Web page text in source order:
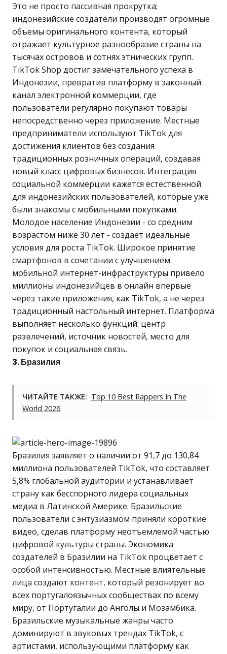
Это не просто пассивная прокрутка;
индонезийские создатели производят огромные
объемы оригинального контента, который
отражает культурное разнообразие страны на
тысячах островов и сотнях этнических групп.
TikTok Shop достиг замечательного успеха в
Индонезии, превратив платформу в законный
канал электронной коммерции, где
пользователи регулярно покупают товары
непосредственно через приложение. Местные
предприниматели используют TikTok для
достижения клиентов без создания
традиционных розничных операций, создавая
новый класс цифровых бизнесов. Интеграция
социальной коммерции кажется естественной
для индонезийских пользователей, которые уже
были знакомы с мобильными покупками.
Молодое население Индонезии - со средним
возрастом ниже 30 лет - создает идеальные
условия для роста TikTok. Широкое принятие
смартфонов в сочетании с улучшением
мобильной интернет-инфраструктуры привело
миллионы индонезийцев в онлайн впервые
через такие приложения, как TikTok, а не через
традиционный настольный интернет. Платформа
выполняет несколько функций: центр
развлечений, источник новостей, место для
покупок и социальная связь.
3. Бразилия
ЧИТАЙТЕ ТАКЖЕ: Top 10 Best Rappers In The
World 2026
Бразилия заявляет о наличии от 91,7 до 130,84
миллиона пользователей TikTok, что составляет
5,8% глобальной аудитории и устанавливает
страну как бесспорного лидера социальных
медиа в Латинской Америке. Бразильские
пользователи с энтузиазмом приняли короткие
видео, сделав платформу неотъемлемой частью
цифровой культуры страны. Экономика
создателей в Бразилии на TikTok процветает с
особой интенсивностью. Местные влиятельные
лица создают контент, который резонирует во
всех португалоязычных сообществах по всему
миру, от Португалии до Анголы и Мозамбика.
Бразильские музыкальные жанры часто
доминируют в звуковых трендах TikTok, с
артистами, использующими платформу как